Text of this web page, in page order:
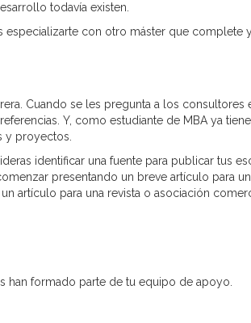
todavía existen.
con otro máster que complete
Cuando se les pregunta a los consultores
Y, como estudiante de MBA ya
y proyectos.
identificar una fuente para publicar tus
presentando un breve artículo para
artículo para una revista o asociación
han formado parte de tu equipo de apoyo.